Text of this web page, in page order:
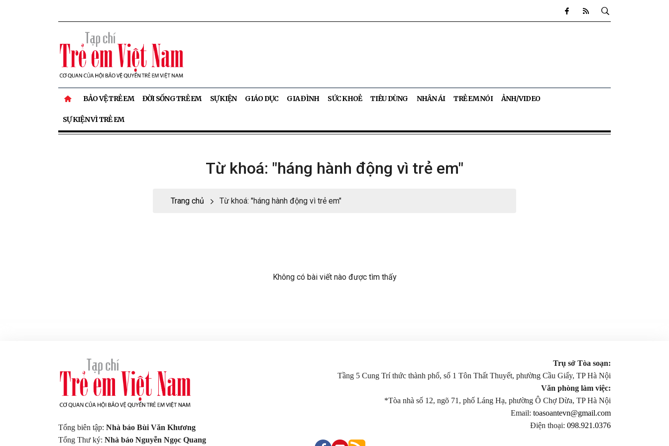
BẢO VỆ TRẺ EM ĐỜI SỐNG TRẺ EM SỰ KIỆN GIÁO DỤC GIA ĐÌNH SỨC KHOẺ TIÊU DÙNG NHÂN ÁI TRẺ EM NÓI ẢNH/VIDEO
SỰ KIỆN VÌ TRẺ EM
Từ khoá: "háng hành động vì trẻ em"
Trang chủ Từ khoá: "háng hành động vì trẻ em"
Không có bài viết nào được tìm thấy
Tổng biên tập: Nhà báo Bùi Văn Khương
Tổng Thư ký: Nhà báo Nguyễn Ngọc Quang
Trụ sở Tòa soạn:
Tầng 5 Cung Trí thức thành phố, số 1 Tôn Thất Thuyết, phường Cầu Giấy, TP Hà Nội
Văn phòng làm việc:
*Tòa nhà số 12, ngõ 71, phố Láng Hạ, phường Ô Chợ Dừa, TP Hà Nội
Email: toasoantevn@gmail.com
Điện thoại: 098.921.0376